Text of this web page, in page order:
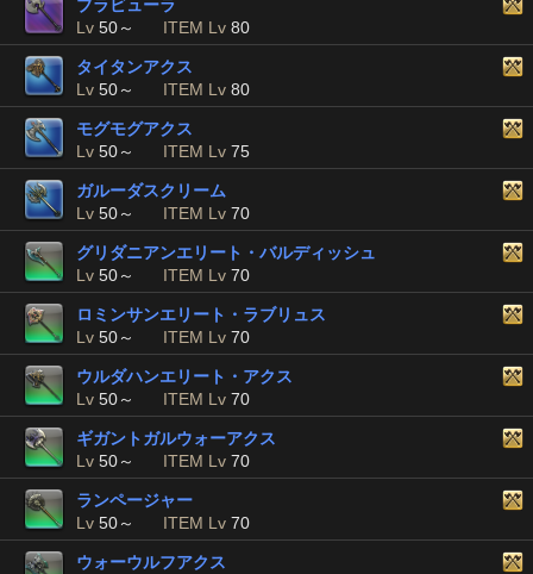
ブラビューラ
Lv 50～ ITEM Lv 80
タイタンアクス
Lv 50～ ITEM Lv 80
モグモグアクス
Lv 50～ ITEM Lv 75
ガルーダスクリーム
Lv 50～ ITEM Lv 70
グリダニアンエリート・バルディッシュ
Lv 50～ ITEM Lv 70
ロミンサンエリート・ラブリュス
Lv 50～ ITEM Lv 70
ウルダハンエリート・アクス
Lv 50～ ITEM Lv 70
ギガントガルウォーアクス
Lv 50～ ITEM Lv 70
ランページャー
Lv 50～ ITEM Lv 70
ウォーウルフアクス